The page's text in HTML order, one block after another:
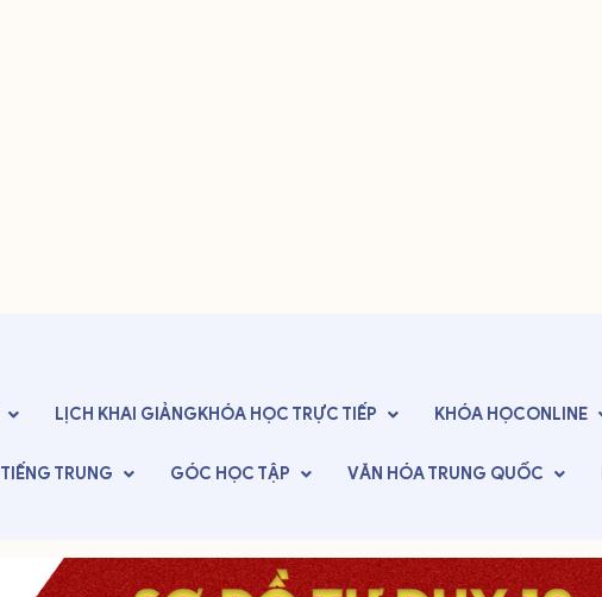
LỊCH KHAI GIẢNGKHÓA HỌC TRỰC TIẾP KHÓA HỌCONLINE
TIẾNG TRUNG GÓC HỌC TẬP VĂN HÓATRUNG QUỐC